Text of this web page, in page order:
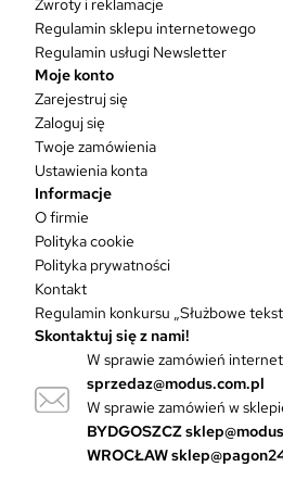
a
ó
.
O
p
c
j
Zwroty i reklamacje
Regulamin sklepu internetowego
Regulamin usługi Newsletter
Moje konto
Zarejestruj się
Zaloguj się
Twoje zamówienia
Ustawienia konta
Informacje
O firmie
Polityka cookie
Polityka prywatności
Kontakt
Regulamin konkursu „Służbowe
Skontaktuj się z nami!
W sprawie zamówień
sprzedaz@modus.com.pl
W sprawie zamówień w
BYDGOSZCZ
WROCŁAW